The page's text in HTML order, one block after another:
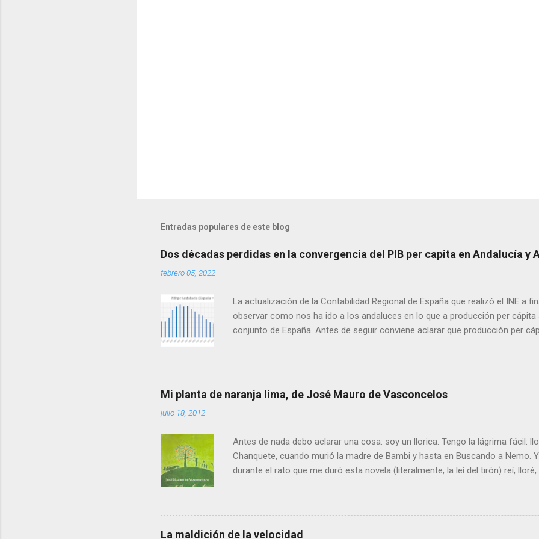
Entradas populares de este blog
Dos décadas perdidas en la convergencia del PIB per capita en Andalucía y
febrero 05, 2022
La actualización de la Contabilidad Regional de España que realizó el INE a
observar como nos ha ido a los andaluces en lo que a producción per
conjunto de España. Antes de seguir conviene aclarar que producción per
las zonas con menor producción per cápita suelen recibir transferencias
en forma de servicios públicos y mayores ayudas. El gran agujero de la
es que, tras un arranque de siglo esperanzador, con un primer lustro de clara
alcanzamos el 77,6 % de la renta española media, iniciamos un proceso de
Mi planta de naranja lima, de José Mauro de Vasconcelos
julio 18, 2012
Antes de nada debo aclarar una cosa: soy un llorica. Tengo la lágrima fácil:
Chanquete, cuando murió la madre de Bambi y hasta en Buscando a Nemo.
durante el rato que me duró esta novela (literalmente, la leí del tirón) reí,
veo emoción. El argumento es sencillo: el mundo visto a través de los ojos
especial. Se trata de una especia de viaje iniciático en el que el personaje
descubre la ternura. Y la encuentra allí donde menos la esperaba , porque las
La maldición de la velocidad